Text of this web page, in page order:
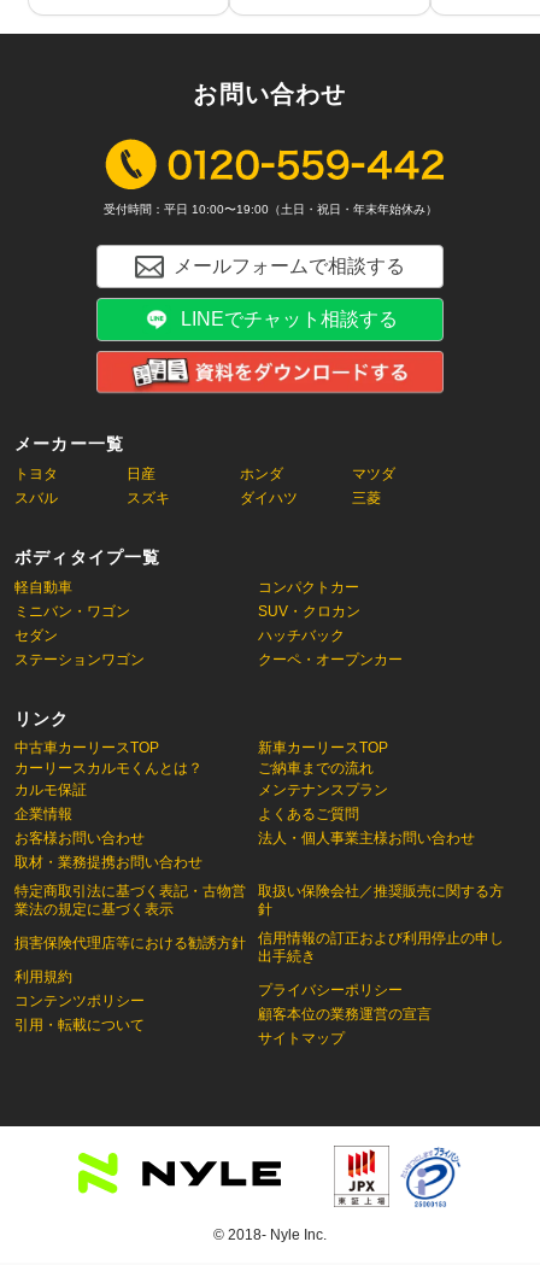
メーカー一覧
トヨタ 日産 ホンダ
マツダ
スバル
スズキ ダイハツ 三菱
ボディタイプ一覧
軽自動車
コンパクトカー
ミニバン・ワゴン
SUV・クロカン
セダン
ハッチバック
ステーションワゴン
クーペ・オープンカー
リンク
中古車カーリースTOP
カーリースカルモくんとは？
新車カーリースTOP
ご納車までの流れ
カルモ保証
企業情報
お客様お問い合わせ
取材・業務提携お問い合わせ
特定商取引法に基づく表記・古物営
業法の規定に基づく表示
損害保険代理店等における勧誘方針
利用規約
コンテンツポリシー
引用・転載について
メンテナンスプラン
よくあるご質問
法人・個人事業主様お問い合わせ
取扱い保険会社／推奨販売に関する方
針
信用情報の訂正および利用停止の申し
出手続き
プライバシーポリシー
顧客本位の業務運営の宣言
サイトマップ
お問い合わせ
受付時間：平日 10:00〜19:00（土日・祝日・年末年始休み）
メールフォームで相談する
LINEでチャット相談する
© 2018- Nyle Inc.